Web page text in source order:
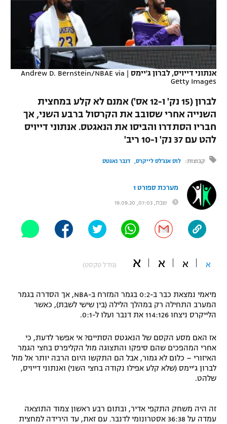
רץ ברשת
תוצאות
לוח שידורים
"מעל הליגה" – פודקאסט
"מחצית בשכונה" – פודקאסט
תקנון משתתפים וזוכים בפרסים
תקנון עבור פעילות ספורט 1 – "מרלן"
טניס
גיימינג E-Sports
תנאי שימוש
מדיניות פרטיות
נבחרת ישראל
מכבי חיפה
בית"ר ירושלים
מכבי תל אביב
הפועל תל אביב
הפועל חיפה
הפועל באר שבע
מכבי נתניה
בני יהודה
ליגה ספרדית
ליגה איטלקית
ליגה צרפתית
ליגה הולנדית
ליגה סינית
ליגות נוספות
כדורסל נשים
מכבי תל אביב
הפועל חולון
הפועל ירושלים
דני אבדיה
יורוקאפ
כדוריד
כדורעף
שחייה
ג'ודו
UFC
היאבקות WWE
כדורמים
בייסבול MLB
ספורט אתגרי ואקסטרים
גיימינג E-Sports
אנתוני דייויס, לברון ג'יימס |
Andrew D. Bernstein/NBAE via
Getty Images
לברון (15 נק' ו-12 אס') אמנם לא קלע במחצית
השנייה אחרי שסובב את הקרסול ברבע השני, אך
חבריו הסתדרו והביסו את הנאגטס. אנתוני דייויס
להט עם 37 נק' ו-10 ריב'
קבוצות: לוס אנג'לס לייקרס דנבר נאגטס
מערכת ספורט 1
שבת, 07:03, 19.09.20
א א א א (גודל טקסט)
מיאמי נמצאת כבר ב-0:2 בגמר המזרח ב-NBA, אך הסדרה בגמר
המערב התחילה רק במהלך הלילה (בין שישי לשבת), כאשר
הלייקרס ניצחו 114:126 את דנבר ועלו ל-0:1.
אז האם מסע הקסם של הנאגטס הסתיים? אי אפשר לדעת, כי
אחרי המהפכים שהם סיפקו והתצוגה מול הקליפרס בחצי הגמר
האיזורי – כלום לא גמור, אבל הם התקשו היום הרבה יותר אל מול
לברון ג'יימס (שלא קלע אפילו נקודה בחצי השני) ואנתוני דייויס,
שלהט.
זה היה משחק התקפי אדיר, ובתום רבע ראשון צמוד התוצאה
עמדה על 36:38 אסטרונומי לדנבר. עם זאת, עד הירידה למחצית